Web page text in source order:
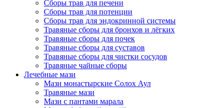
Сборы трав для печени
Сборы трав для потенции
Сборы трав для эндокринной системы
Травяные сборы для бронхов и лёгких
Травяные сборы для почек
Травяные сборы для суставов
Травяные сборы для чистки сосудов
Травяные чайные сборы
Лечебные мази
Мази монастырские Солох Аул
Травяные мази
Мази с пантами марала